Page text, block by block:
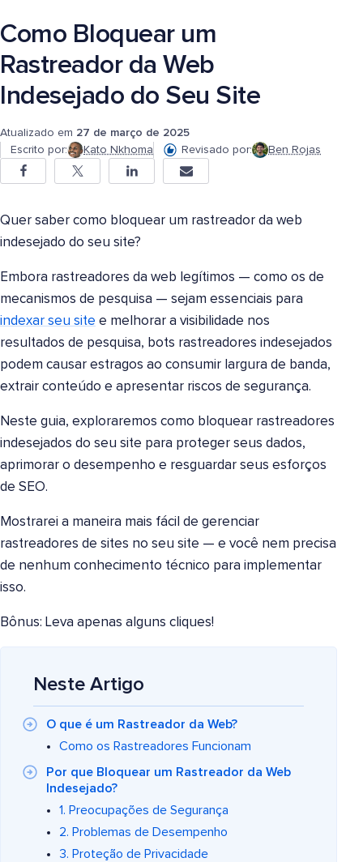
Como Bloquear um
Rastreador da Web
Indesejado do Seu Site
Atualizado em 27 de março de 2025
Escrito por:
Kato Nkhoma Revisado por: Ben Rojas
Quer saber como bloquear um rastreador da web
indesejado do seu site?
Embora rastreadores da web legítimos — como os de
mecanismos de pesquisa — sejam essenciais para
indexar seu site e melhorar a visibilidade nos
resultados de pesquisa, bots rastreadores indesejados
podem causar estragos ao consumir largura de banda,
extrair conteúdo e apresentar riscos de segurança.
Neste guia, exploraremos como bloquear rastreadores
indesejados do seu site para proteger seus dados,
aprimorar o desempenho e resguardar seus esforços
de SEO.
Mostrarei a maneira mais fácil de gerenciar
rastreadores de sites no seu site — e você nem precisa
de nenhum conhecimento técnico para implementar
isso.
Bônus: Leva apenas alguns cliques!
Neste Artigo
O que é um Rastreador da Web?
Como os Rastreadores Funcionam
Por que Bloquear um Rastreador da Web
Indesejado?
1. Preocupações de Segurança
2. Problemas de Desempenho
3. Proteção de Privacidade